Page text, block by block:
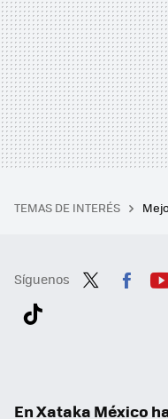
TEMAS DE INTERÉS
Síguenos
En Xataka México